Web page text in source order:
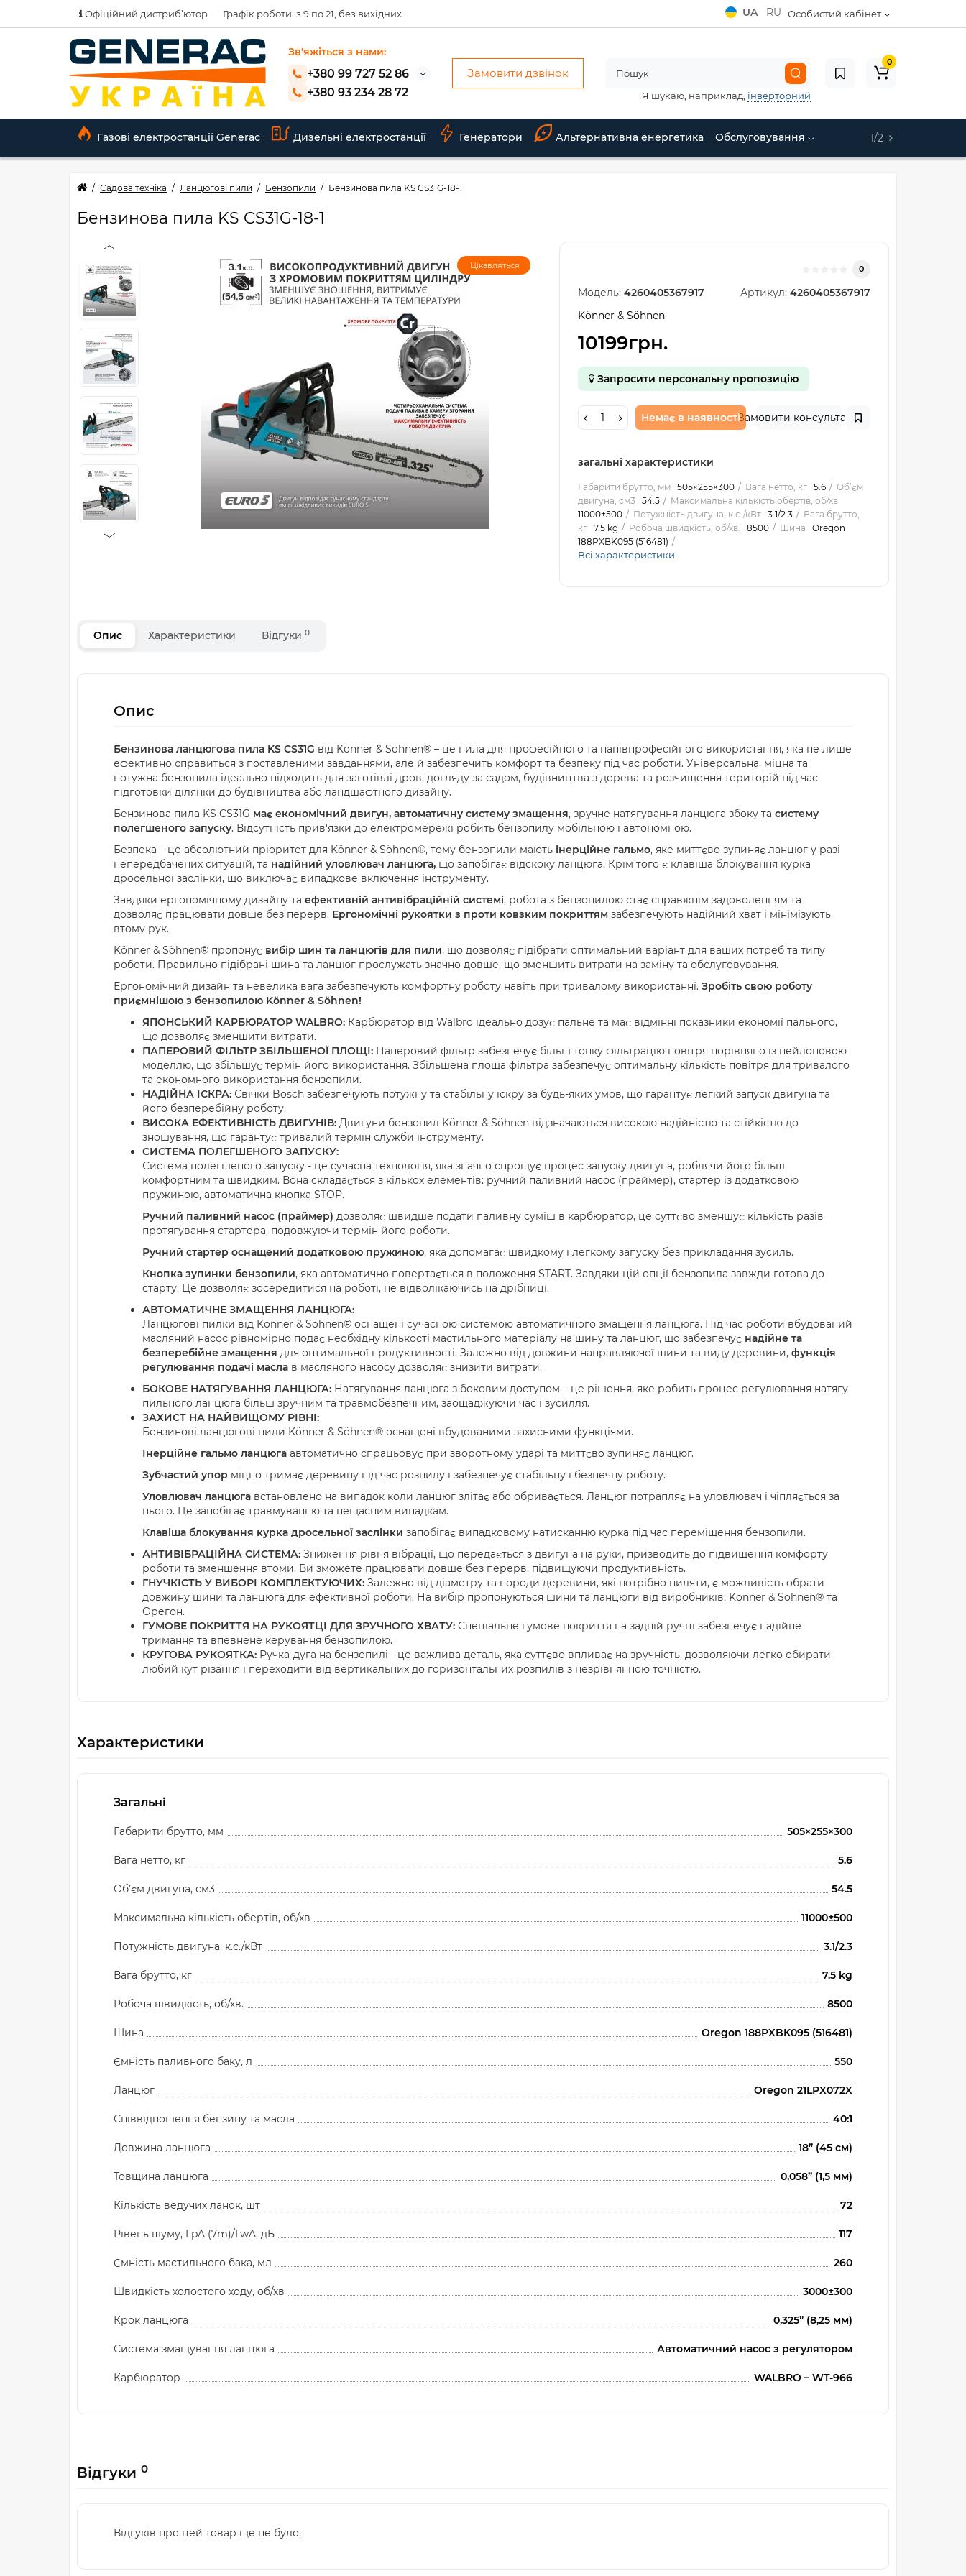
Офіційний дистриб’ютор Графік роботи: з 9 по 21, без вихідних. Особистий кабінет
UA RU
Зв'яжіться з нами:
+380 99 727 52 86
+380 93 234 28 72
Замовити дзвінок
Я шукаю, наприклад, інверторний
0
Газові електростанції Generac Дизельні електростанції Генератори Альтернативна енергетика Обслуговування 1/2
Садова техніка Ланцюгові пили Бензопили Бензинова пила KS CS31G-18-1
Бензинова пила KS CS31G-18-1
Цікавляться 0
Модель: 4260405367917 Артикул: 4260405367917
Könner & Söhnen
10199грн.
Запросити персональну пропозицію
Немає в наявностіЗамовити консультацію
загальні характеристики
Габарити брутто, мм 505×255×300 Вага нетто, кг 5.6
Об’єм
двигуна, см3
54.5
Максимальна кількість обертів, об/хв
11000±500
Потужність двигуна, к.с./кВт 3.1/2.3
Вага брутто,
кг
7.5 kg Робоча швидкість, об/хв. 8500 Шина
Oregon
188PXBK095 (516481)
Всі характеристики
Опис Характеристики Відгуки 0
Опис
Бензинова ланцюгова пила KS CS31G від Könner & Söhnen® – це пила для професійного та напівпрофесійного використання, яка не лише
ефективно справиться з поставленими завданнями, але й забезпечить комфорт та безпеку під час роботи. Універсальна, міцна та
потужна бензопила ідеально підходить для заготівлі дров, догляду за садом, будівництва з дерева та розчищення територій під час
підготовки ділянки до будівництва або ландшафтного дизайну.
Бензинова пила KS CS31G має економічний двигун, автоматичну систему змащення, зручне натягування ланцюга збоку та систему
полегшеного запуску. Відсутність прив'язки до електромережі робить бензопилу мобільною і автономною.
Безпека – це абсолютний пріоритет для Könner & Söhnen®, тому бензопили мають інерційне гальмо, яке миттєво зупиняє ланцюг у разі
непередбачених ситуацій, та надійний уловлювач ланцюга, що запобігає відскоку ланцюга. Крім того є клавіша блокування курка
дросельної заслінки, що виключає випадкове включення інструменту.
Завдяки ергономічному дизайну та ефективній антивібраційній системі, робота з бензопилою стає справжнім задоволенням та
дозволяє працювати довше без перерв. Ергономічні рукоятки з проти ковзким покриттям забезпечують надійний хват і мінімізують
втому рук.
Könner & Söhnen® пропонує вибір шин та ланцюгів для пили, що дозволяє підібрати оптимальний варіант для ваших потреб та типу
роботи. Правильно підібрані шина та ланцюг прослужать значно довше, що зменшить витрати на заміну та обслуговування.
Ергономічний дизайн та невелика вага забезпечують комфортну роботу навіть при тривалому використанні. Зробіть свою роботу
приємнішою з бензопилою Könner & Söhnen!
ЯПОНСЬКИЙ КАРБЮРАТОР WALBRO: Карбюратор від Walbro ідеально дозує пальне та має відмінні показники економії пального,
що дозволяє зменшити витрати.
ПАПЕРОВИЙ ФІЛЬТР ЗБІЛЬШЕНОЇ ПЛОЩІ: Паперовий фільтр забезпечує більш тонку фільтрацію повітря порівняно із нейлоновою
моделлю, що збільшує термін його використання. Збільшена площа фільтра забезпечує оптимальну кількість повітря для тривалого
та економного використання бензопили.
НАДІЙНА ІСКРА: Свічки Bosch забезпечують потужну та стабільну іскру за будь-яких умов, що гарантує легкий запуск двигуна та
його безперебійну роботу.
ВИСОКА ЕФЕКТИВНІСТЬ ДВИГУНІВ: Двигуни бензопил Könner & Söhnen відзначаються високою надійністю та стійкістю до
зношування, що гарантує тривалий термін служби інструменту.
СИСТЕМА ПОЛЕГШЕНОГО ЗАПУСКУ:
Система полегшеного запуску - це сучасна технологія, яка значно спрощує процес запуску двигуна, роблячи його більш
комфортним та швидким. Вона складається з кількох елементів: ручний паливний насос (праймер), стартер із додатковою
пружиною, автоматична кнопка STOP.
Ручний паливний насос (праймер) дозволяє швидше подати паливну суміш в карбюратор, це суттєво зменшує кількість разів
протягування стартера, подовжуючи термін його роботи.
Ручний стартер оснащений додатковою пружиною, яка допомагає швидкому і легкому запуску без прикладання зусиль.
Кнопка зупинки бензопили, яка автоматично повертається в положення START. Завдяки цій опції бензопила завжди готова до
старту. Це дозволяє зосередитися на роботі, не відволікаючись на дрібниці.
АВТОМАТИЧНЕ ЗМАЩЕННЯ ЛАНЦЮГА:
Ланцюгові пилки від Könner & Söhnen® оснащені сучасною системою автоматичного змащення ланцюга. Під час роботи вбудований
масляний насос рівномірно подає необхідну кількості мастильного матеріалу на шину та ланцюг, що забезпечує надійне та
безперебійне змащення для оптимальної продуктивності. Залежно від довжини направляючої шини та виду деревини, функція
регулювання подачі масла в масляного насосу дозволяє знизити витрати.
БОКОВЕ НАТЯГУВАННЯ ЛАНЦЮГА: Натягування ланцюга з боковим доступом – це рішення, яке робить процес регулювання натягу
пильного ланцюга більш зручним та травмобезпечним, заощаджуючи час і зусилля.
ЗАХИСТ НА НАЙВИЩОМУ РІВНІ:
Бензинові ланцюгові пили Könner & Söhnen® оснащені вбудованими захисними функціями.
Інерційне гальмо ланцюга автоматично спрацьовує при зворотному ударі та миттєво зупиняє ланцюг.
Зубчастий упор міцно тримає деревину під час розпилу і забезпечує стабільну і безпечну роботу.
Уловлювач ланцюга встановлено на випадок коли ланцюг злітає або обривається. Ланцюг потрапляє на уловлювач і чіпляється за
нього. Це запобігає травмуванню та нещасним випадкам.
Клавіша блокування курка дросельної заслінки запобігає випадковому натисканню курка під час переміщення бензопили.
АНТИВІБРАЦІЙНА СИСТЕМА: Зниження рівня вібрації, що передається з двигуна на руки, призводить до підвищення комфорту
роботи та зменшення втоми. Ви зможете працювати довше без перерв, підвищуючи продуктивність.
ГНУЧКІСТЬ У ВИБОРІ КОМПЛЕКТУЮЧИХ: Залежно від діаметру та породи деревини, які потрібно пиляти, є можливість обрати
довжину шини та ланцюга для ефективної роботи. На вибір пропонуються шини та ланцюги від виробників: Könner & Söhnen® та
Орегон.
ГУМОВЕ ПОКРИТТЯ НА РУКОЯТЦІ ДЛЯ ЗРУЧНОГО ХВАТУ: Спеціальне гумове покриття на задній ручці забезпечує надійне
тримання та впевнене керування бензопилою.
КРУГОВА РУКОЯТКА: Ручка-дуга на бензопилі - це важлива деталь, яка суттєво впливає на зручність, дозволяючи легко обирати
любий кут різання і переходити від вертикальних до горизонтальних розпилів з незрівнянною точністю.
Характеристики
Загальні
Габарити брутто, мм 505×255×300
Вага нетто, кг 5.6
Об’єм двигуна, см3 54.5
Максимальна кількість обертів, об/хв 11000±500
Потужність двигуна, к.с./кВт 3.1/2.3
Вага брутто, кг 7.5 kg
Робоча швидкість, об/хв. 8500
Шина Oregon 188PXBK095 (516481)
Ємність паливного баку, л 550
Ланцюг Oregon 21LPX072X
Співвідношення бензину та масла 40:1
Довжина ланцюга 18” (45 см)
Товщина ланцюга 0,058” (1,5 мм)
Кількість ведучих ланок, шт 72
Рівень шуму, LpA (7m)/LwA, дБ 117
Ємність мастильного бака, мл 260
Швидкість холостого ходу, об/хв 3000±300
Крок ланцюга 0,325” (8,25 мм)
Система змащування ланцюга Автоматичний насос з регулятором
Карбюратор WALBRO – WT-966
Відгуки 0
Відгуків про цей товар ще не було.